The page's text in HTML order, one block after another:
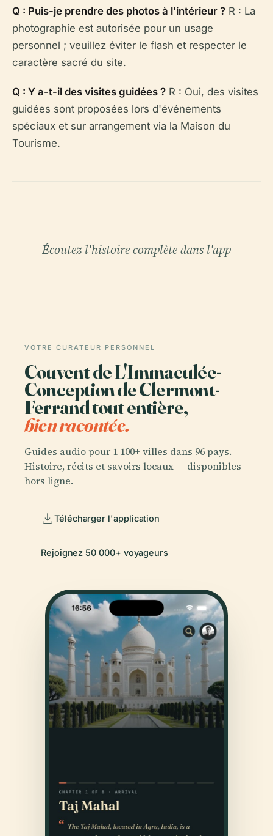
Q : Puis-je prendre des photos à l'intérieur ? R : La
photographie est autorisée pour un usage
personnel ; veuillez éviter le flash et respecter le
caractère sacré du site.
Q : Y a-t-il des visites guidées ? R : Oui, des visites
guidées sont proposées lors d'événements
spéciaux et sur arrangement via la Maison du
Tourisme.
Écoutez l'histoire complète dans l'app
VOTRE CURATEUR PERSONNEL
Couvent de L'Immaculée-
Conception de Clermont-
Ferrand tout entière,
bien racontée.
Guides audio pour 1 100+ villes dans 96 pays.
Histoire, récits et savoirs locaux — disponibles
hors ligne.
Télécharger l'application
Rejoignez 50 000+ voyageurs